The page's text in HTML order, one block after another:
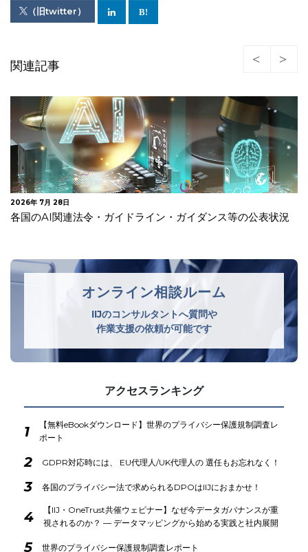
（旧twitter）
関連記事
2026年 7月 28日
各国のAI関連法令・ガイドライン・ガイダンス等の公表状況
オンライン相談ルーム
IIJのコンサルタントへ質問や
作業支援の依頼が可能です
アクセスランキング
1
【無料eBookダウンロード】世界のプライバシー保護規制調査レ
ポート
2 GDPR対応時には、 EU代理人/UK代理人の 選任もお忘れなく！
3 各国のプライバシー法で求められるDPOはIIJにおまかせ！
4
【IIJ・OneTrust共催ウェビナー】なぜ今データガバナンスが重
視されるのか？ ― データマッピングから始める実践と社内展開
5 世界のプライバシー保護規制調査レポート